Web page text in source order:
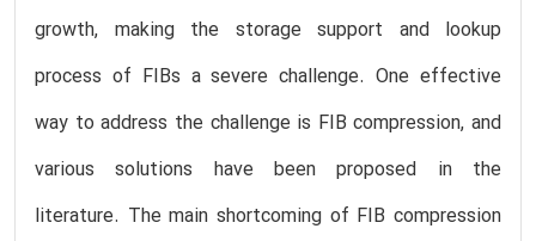
growth, making the storage support and lookup
process of FIBs a severe challenge. One effective
way to address the challenge is FIB compression, and
various solutions have been proposed in the
literature. The main shortcoming of FIB compression